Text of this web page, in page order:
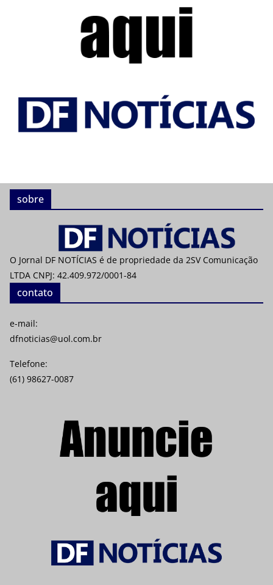
sobre
O Jornal DF NOTÍCIAS é de propriedade da 2SV Comunicação
LTDA CNPJ: 42.409.972/0001-84
contato
e-mail:
dfnoticias@uol.com.br
Telefone:
(61) 98627-0087